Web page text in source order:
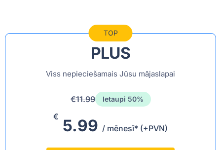
TOP
PLUS
Viss nepieciešamais Jūsu mājaslapai
€11.99 Ietaupi 50%
€ 5.99 / mēnesī* (+PVN)